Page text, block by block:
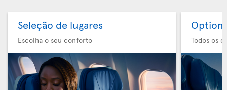
Seleção de lugares
Escolha o seu conforto
Option
Todos os